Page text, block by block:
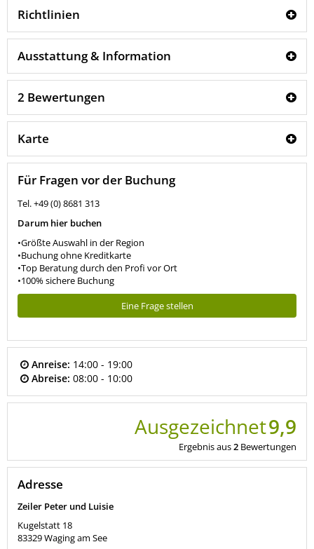
Richtlinien
Ausstattung & Information
2 Bewertungen
Karte
Für Fragen vor der Buchung
Tel. +49 (0) 8681 313
Darum hier buchen
•Größte Auswahl in der Region
•Buchung ohne Kreditkarte
•Top Beratung durch den Profi vor Ort
•100% sichere Buchung
Eine Frage stellen
Anreise: 14:00 - 19:00
Abreise: 08:00 - 10:00
Ausgezeichnet9,9
Ergebnis aus2 Bewertungen
Adresse
Zeiler Peter und Luisie
Kugelstatt 18
83329Waging am See